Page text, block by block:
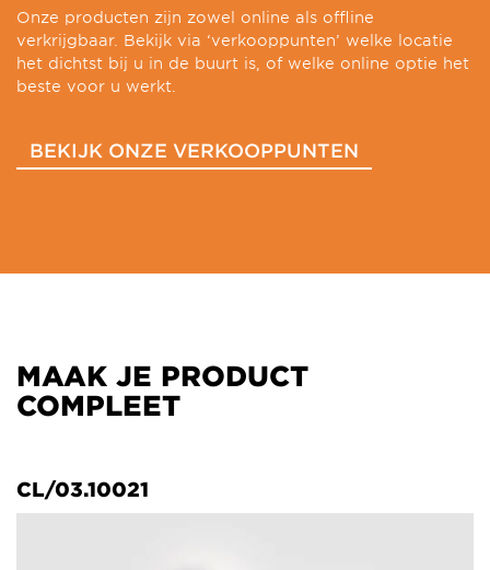
Onze producten zijn zowel online als offline
verkrijgbaar. Bekijk via ‘verkooppunten’ welke locatie
het dichtst bij u in de buurt is, of welke online optie het
beste voor u werkt.
BEKIJK ONZE VERKOOPPUNTEN
MAAK JE PRODUCT
COMPLEET
CL/03.10021